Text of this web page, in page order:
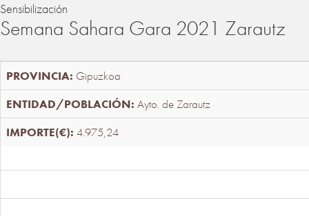
Sensibilización
Semana Sahara Gara 2021 Zarautz
Gipuzkoa
Ayto. de Zarautz
4.975,24